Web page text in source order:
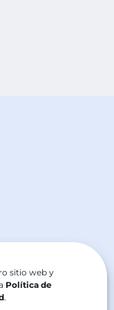
sitio web y
Política de
.